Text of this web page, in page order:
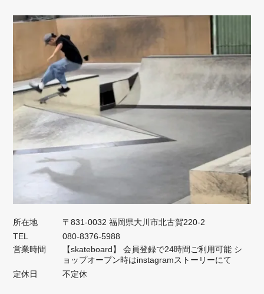
所在地
〒831-0032 福岡県大川市北古賀220-2
TEL
080-8376-5988
営業時間
【skateboard】 会員登録で24時間ご利用可能 シ
ョップオープン時はinstagramストーリーにて
定休日
不定休